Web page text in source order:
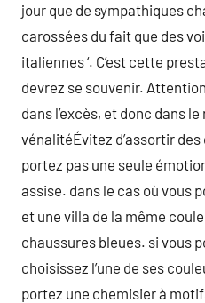
jour que de sympathiques
carossées du fait que des
italiennes ‘. C’est cette
devrez se souvenir.
dans l’excès, et donc dans
vénalitéÉvitez d’assortir
portez pas une seule
assise. dans le cas où vous
et une villa de la même
chaussures bleues. si vous
choisissez l’une de ses
portez une chemisier à